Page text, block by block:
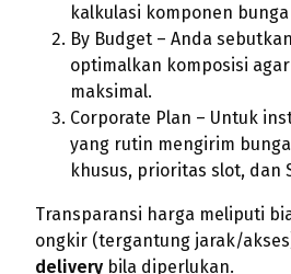
kalkulasi komponen
By Budget – Anda
optimalkan komposisi
maksimal.
Corporate Plan – Untuk
yang rutin mengirim
khusus, prioritas slot, dan
Transparansi harga meliputi
ongkir (tergantung jarak/
delivery bila diperlukan.